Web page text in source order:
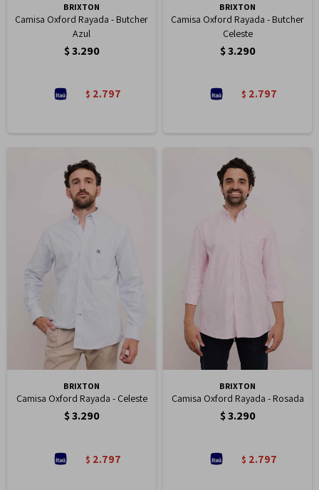
BRIXTON
Camisa Oxford Rayada - Butcher
Azul
$3.290
$ 2.797
BRIXTON
Camisa Oxford Rayada - Butcher
Celeste
$3.290
$ 2.797
BRIXTON
Camisa Oxford Rayada - Celeste
$3.290
$ 2.797
BRIXTON
Camisa Oxford Rayada - Rosada
$3.290
$ 2.797